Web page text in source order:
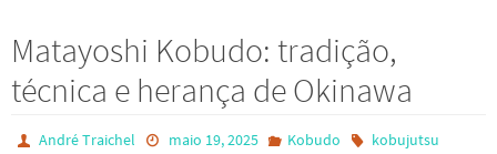
Matayoshi Kobudo: tradição,
técnica e herança de Okinawa
André Traichel maio 19, 2025 Kobudo kobujutsu